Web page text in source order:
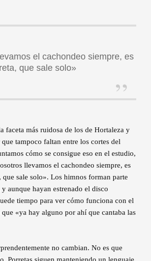
el cachondeo siempre, es
que sale solo»
faceta más ruidosa de los de Hortaleza y
tampoco faltan entre los cortes del
cómo se consigue eso en el estudio,
llevamos el cachondeo siempre, es
que sale solo». Los himnos forman parte
aunque hayan estrenado el disco
tiempo para ver cómo funciona con el
«ya hay alguno por ahí que cantaba las
no cambian. No es que